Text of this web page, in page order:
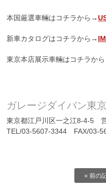
本国厳選車輛はコチラから→
新車カタログはコチラから→
東京本店展示車輛はコチラか
ガレージダイバン東
東京都江戸川区一之江8-4-5
TEL/03-5607-3344 FAX/03-
« 前の